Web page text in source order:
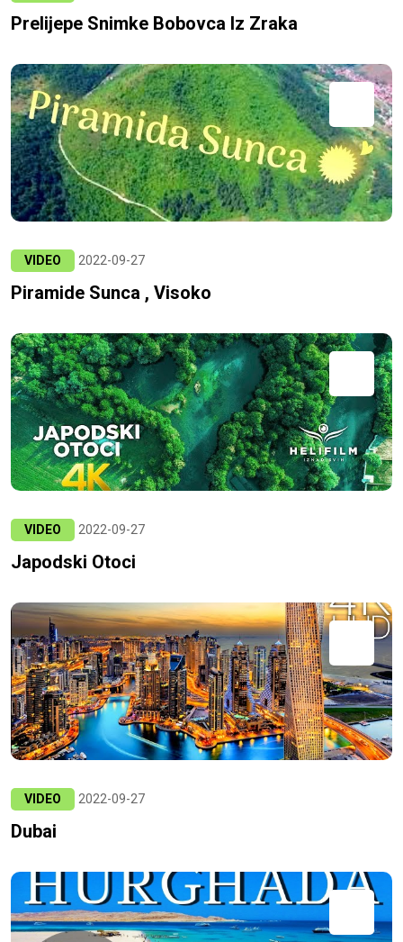
Prelijepe Snimke Bobovca Iz Zraka
VIDEO 2022-09-27
Piramide Sunca , Visoko
VIDEO 2022-09-27
Japodski Otoci
VIDEO 2022-09-27
Dubai